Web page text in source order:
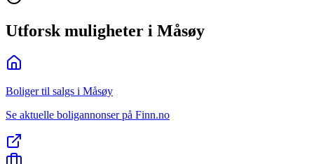
Utforsk muligheter i Måsøy
Boliger til salgs i Måsøy
Se aktuelle boligannonser på Finn.no